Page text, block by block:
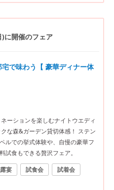
)に開催のフェア
で味わう【 豪華ディナー体
ネーションを楽しむナイトウエディ
な森&ガーデン貸切体感！ ステン
ルでの挙式体験や、自慢の豪華フ
試食もできる贅沢フェア。
宴 試食会
試着会